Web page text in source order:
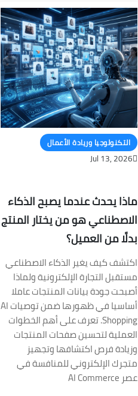
التكنولوجيا وريادة الأعمال
Jul 13, 2026
ماذا يحدث عندما يصبح الذكاء
الاصطناعي هو من يختار المنتج
بدلًا من العميل؟
اكتشف كيف يغير الذكاء الاصطناعي
مستقبل التجارة الإلكترونية ولماذا
أصبحت جودة بيانات المنتجات عاملا
أساسيا في ظهورها ضمن توصيات AI
Shopping. تعرف على أهم الخطوات
العملية لتحسين صفحات المنتجات
وزيادة فرص اكتشافها وتجهيز
متجرك الإلكتروني للمنافسة في
عصر AI Commerce